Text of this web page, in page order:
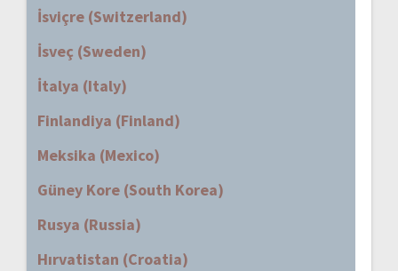
İsviçre (Switzerland)
İsveç (Sweden)
İtalya (Italy)
Finlandiya (Finland)
Meksika (Mexico)
Güney Kore (South Korea)
Rusya (Russia)
Hırvatistan (Croatia)